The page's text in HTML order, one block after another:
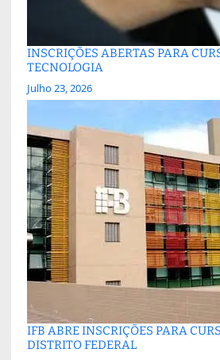
INSCRIÇÕES ABERTAS PARA
TECNOLOGIA
Julho 23, 2026
IFB ABRE INSCRIÇÕES PARA
DISTRITO FEDERAL